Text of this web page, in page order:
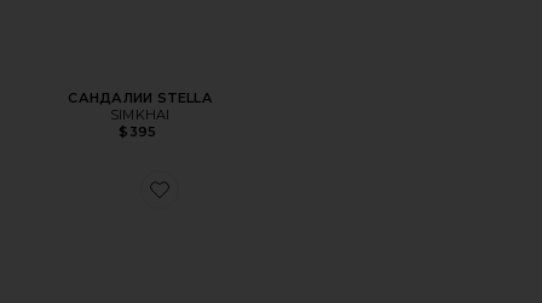
САНДАЛИИ STELLA
SIMKHAI
$395
Favorite САНДАЛИИ HADYN-M